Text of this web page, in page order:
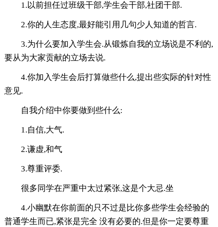
1.以前担任过班级干部,学生会干部,社团干部.
2.你的人生态度,最好能引用几句少人知道的哲言.
3.为什么要加入学生会.从锻炼自我的立场说是不利的,
要从为大家贡献的立场去说.
4.你加入学生会后打算做些什么,提出些实际的针对性
意见.
自我介绍中你要做到些什么:
1.自信,大气.
2.谦虚,和气
3.尊重评委.
很多同学在严重中太过紧张,这是个大忌.坐
4.小幽默在你前面的只不过是比你多些学生会经验的
普通学生而已,紧张是完全 没有必要的.但是你一定要尊重